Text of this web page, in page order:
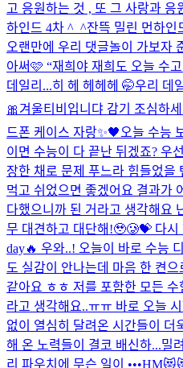
고 응원하는 것 , 또 그 사랑과 응
하인드 4차 ^_^잔뜩 밀린 먼하
오랜만에 우리 댓글놀이 가보자
아써🩷 “재희야 재희도 오늘 수
데일리...히 헤 헤헤헤 🤭우리 데
🎀 겨울티비입니댜 감기 조심
드폰 케이스 자랑✨🖤 오늘 수능
이면 수능이 다 끝난 뒤겠죠? 우
장한 채로 문제 푸느라 힘들었을
먹고 쉬었으면 좋겠어요 결과가
다했으니까 된 거라고 생각해요
무 대견하고 대단해!🥹🥲💝 다시
day🔥 우와..! 오늘이 바로 수능
도 실감이 안나는데 마음 한 켠
같아요 ㅎㅎ 저를 포함한 모든
라고 생각해요..ㅠㅠ 바로 오늘
없이 열심히 달려온 시간들이 더
해 온 노력들이 결코 배신하...밀
리 파우치에 무슨 일이 •••